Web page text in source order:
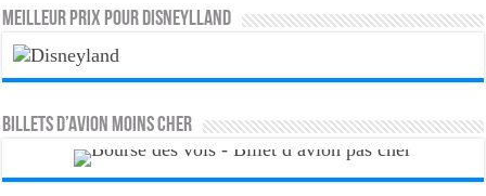
MEILLEUR PRIX POUR DISNEYLLAND
Billets d’avion moins cher